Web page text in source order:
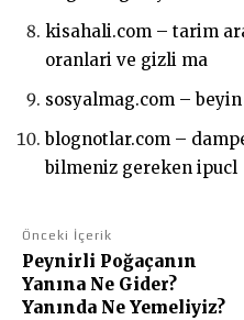
kisahali.com – tarim
oranlari ve gizli ma
sosyalmag.com –
blognotlar.com –
bilmeniz gereken ipucl
Önceki İçerik
Peynirli Poğaçanın
Yanına Ne Gider?
Yanında Ne Yemeliyiz?